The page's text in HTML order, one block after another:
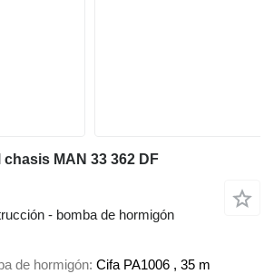
chasis MAN 33 362 DF
- bomba de hormigón
de hormigón Cifa PA1006 , 35 m